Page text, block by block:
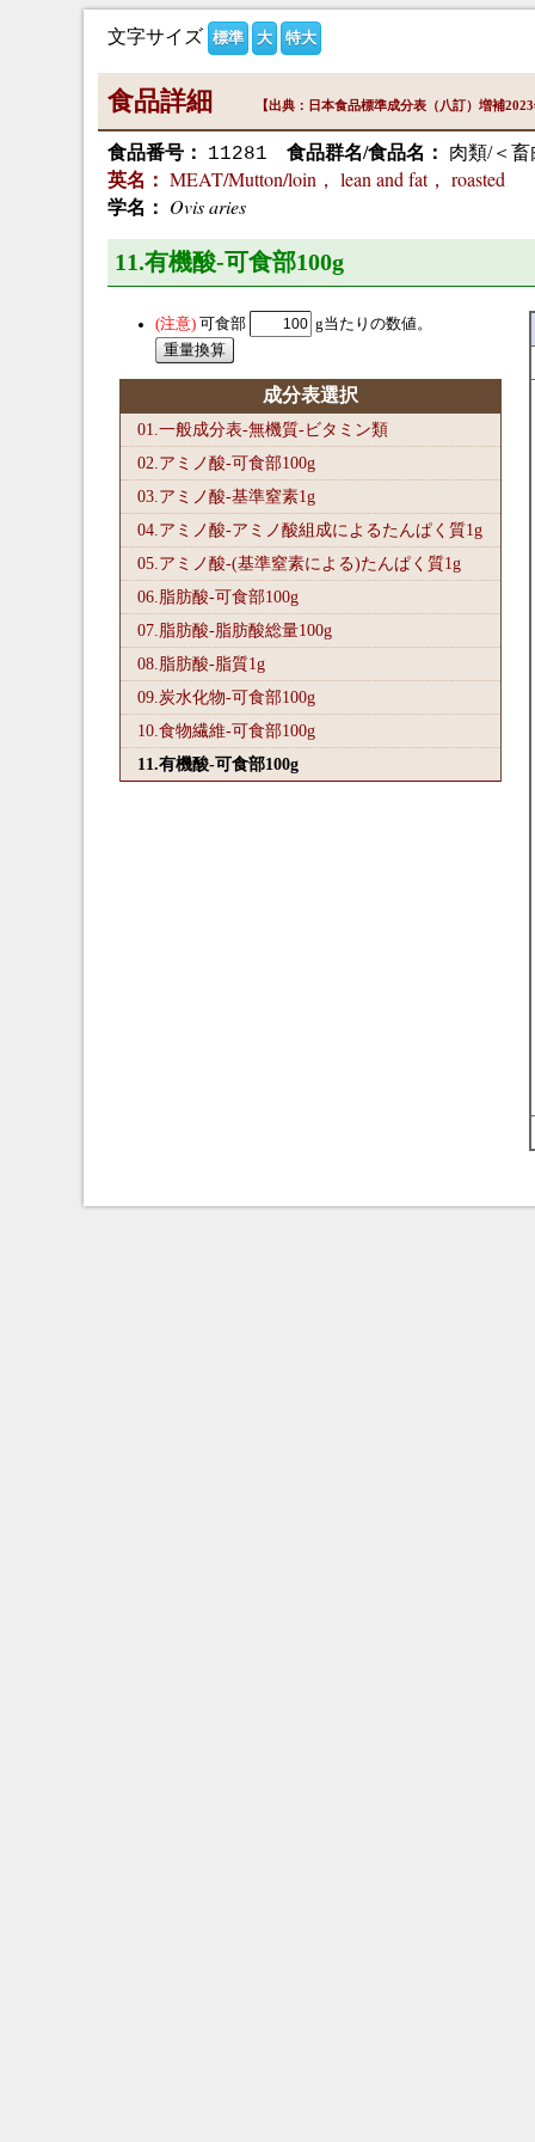
文字サイズ 標準 大 特大
食品詳細 【出典：日本食品標準成分表（八訂）増補
食品番号： 11281 食品群名/食品名：
肉類/＜
英名： MEAT/Mutton/loin， lean and fat， roasted
学名： Ovis aries
11.有機酸-可食部100g
可食部 g当たりの数値。
成分表選択
01.一般成分表-無機質-ビタミン類
02.アミノ酸-可食部100g
03.アミノ酸-基準窒素1g
04.アミノ酸-アミノ酸組成によるたんぱく質1g
05.アミノ酸-(基準窒素による)たんぱく質1g
06.脂肪酸-可食部100g
07.脂肪酸-脂肪酸総量100g
08.脂肪酸-脂質1g
09.炭水化物-可食部100g
10.食物繊維-可食部100g
11.有機酸-可食部100g